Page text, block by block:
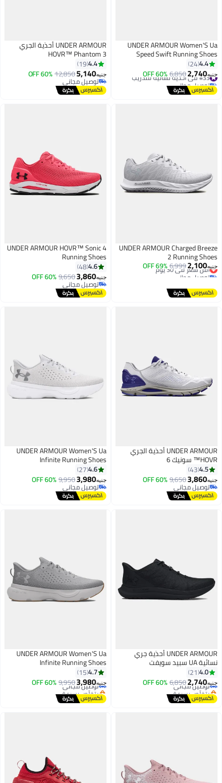
UNDER ARMOUR Women'S Ua
Speed Swift Running Shoes
4.4
24
جنيه2,740
6,850
60% OFF #33 في أحذية نسائية للتدريب
توصيل مجاني
#33 في أحذية نسائية للتدريب
UNDER ARMOUR أحذية الجري
HOVR™ Phantom 3
4.4
19
جنيه5,140
12,850
60% OFF
توصيل مجاني
توصيل مجاني
UNDER ARMOUR Charged Breeze
2 Running Shoes
جنيه2,100
6,999
69% OFF أقل سعر في 30 يوم
توصيل مجاني
أقل سعر في 30 يوم
UNDER ARMOUR HOVR™ Sonic 4
Running Shoes
4.6
48
جنيه3,860
9,650
60% OFF
توصيل مجاني
توصيل مجاني
UNDER ARMOUR أحذية الجري
HOVR™ سونيك 6
4.5
43
جنيه3,860
9,650
60% OFF
توصيل مجاني
توصيل مجاني
UNDER ARMOUR Women'S Ua
Infinite Running Shoes
4.6
27
جنيه3,980
9,950
60% OFF
توصيل مجاني
توصيل مجاني
UNDER ARMOUR أحذية جري
نسائية UA سبيد سويفت
4.0
21
جنيه2,740
6,850
60% OFF توصيل مجاني
بتخلّص بسرعة
توصيل مجاني
UNDER ARMOUR Women'S Ua
Infinite Running Shoes
4.7
15
جنيه3,980
9,950
60% OFF توصيل مجاني
بتخلّص بسرعة
توصيل مجاني